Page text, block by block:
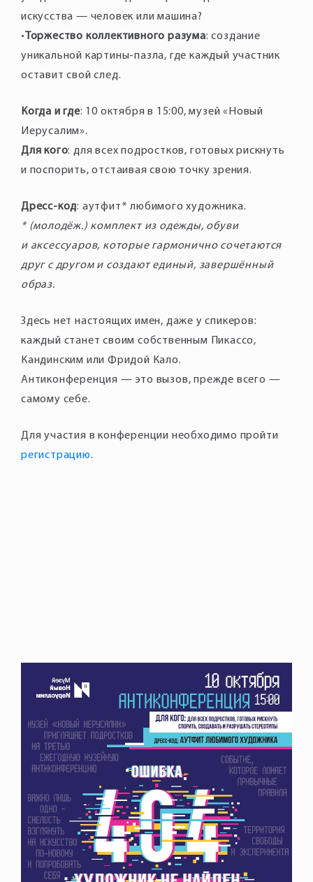
искусства — человек или машина?
•
Торжество коллективного разума: создание
уникальной картины-пазла, где каждый участник
оставит свой след.
Когда и где: 10 октября в 15:00, музей «Новый
Иерусалим».
Для кого: для всех подростков, готовых рискнуть
и поспорить, отстаивая свою точку зрения.
Дресс-код: аутфит* любимого художника.
* (молодёж.) комплект из одежды, обуви
и аксессуаров, которые гармонично сочетаются
друг с другом и создают единый, завершённый
образ.
Здесь нет настоящих имен, даже у спикеров:
каждый станет своим собственным Пикассо,
Кандинским или Фридой Кало.
Антиконференция — это вызов, прежде всего —
самому себе.
Для участия в конференции необходимо пройти
регистрацию.